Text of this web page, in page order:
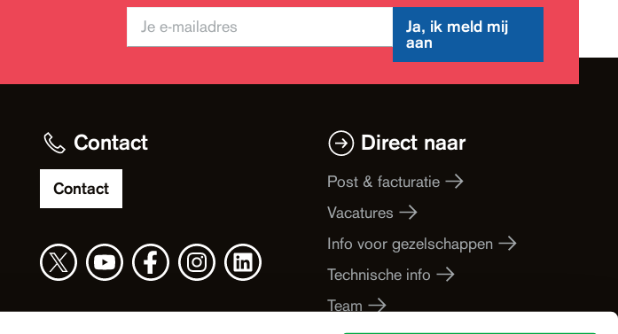
Ja, ik meld mij
aan
Contact
Contact
Direct naar
Post & facturatie
Vacatures
Info voor gezelschappen
Technische info
Team